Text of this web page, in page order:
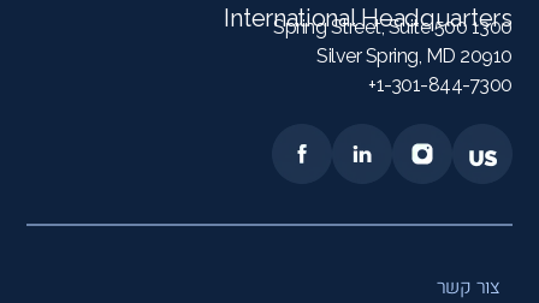
International Headquarters
1300 Spring Street, Suite 500
Silver Spring, MD 20910
1-301-844-7300+
צור קשר